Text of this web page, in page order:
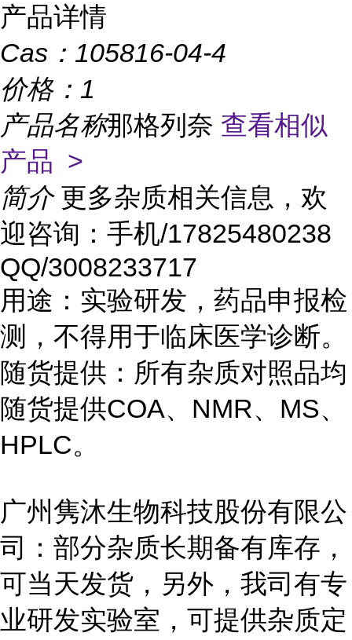
产品详情
Cas： 105816-04-4
价格： 1
产品名称那格列奈 查看相似
产品 >
简介 更多杂质相关信息，欢
迎咨询：手机/17825480238
QQ/3008233717
用途：实验研发，药品申报检
测，不得用于临床医学诊断。
随货提供：所有杂质对照品均
随货提供COA、NMR、MS、
HPLC。
广州隽沐生物科技股份有限公
司：部分杂质长期备有库存，
可当天发货，另外，我司有专
业研发实验室，可提供杂质定